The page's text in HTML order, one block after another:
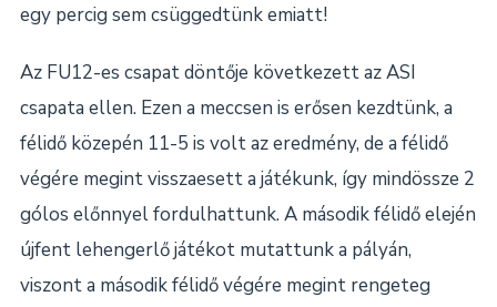
egy percig sem csüggedtünk emiatt!
Az FU12-es csapat döntője következett az ASI
csapata ellen. Ezen a meccsen is erősen kezdtünk, a
félidő közepén 11-5 is volt az eredmény, de a félidő
végére megint visszaesett a játékunk, így mindössze 2
gólos előnnyel fordulhattunk. A második félidő elején
újfent lehengerlő játékot mutattunk a pályán,
viszont a második félidő végére megint rengeteg